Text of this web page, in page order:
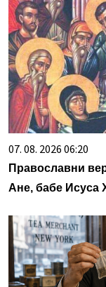
07. 08. 2026 06:20
Православни
Ане, бабе Исуса